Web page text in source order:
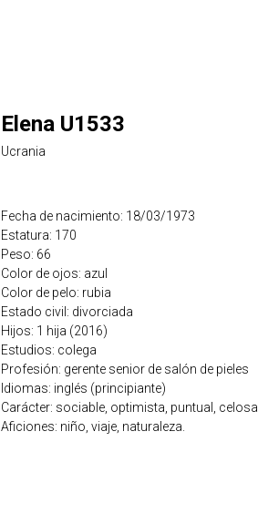
Elena U1533
Ucrania
Fecha de nacimiento: 18/03/1973
Estatura: 170
Peso: 66
Color de ojos: azul
Color de pelo: rubia
Estado civil: divorciada
Hijos: 1 hija (2016)
Estudios: colega
Profesión: gerente senior de salón de pieles
Idiomas: inglés (principiante)
Carácter: sociable, optimista, puntual, celosa.
Aficiones: niño, viaje, naturaleza.